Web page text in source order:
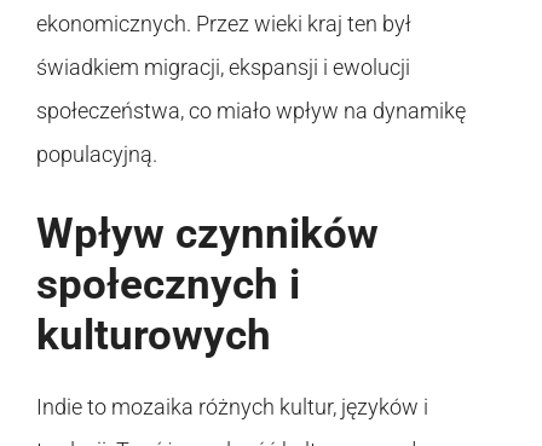
ekonomicznych. Przez wieki kraj ten był
świadkiem migracji, ekspansji i ewolucji
społeczeństwa, co miało wpływ na dynamikę
populacyjną.
Wpływ czynników
społecznych i
kulturowych
Indie to mozaika różnych kultur, języków i